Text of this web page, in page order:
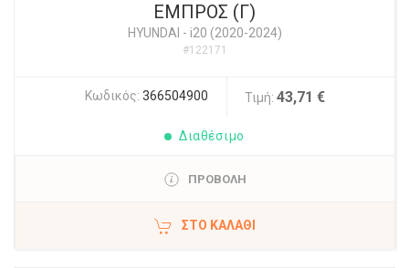
ΕΜΠΡΟΣ (Γ)
HYUNDAI - i20 (2020-2024)
#122171
Κωδικός: 366504900 Τιμή: 43,71 €
Διαθέσιμο
ΠΡΟΒΟΛΗ
ΣΤΟ ΚΑΛΆΘΙ